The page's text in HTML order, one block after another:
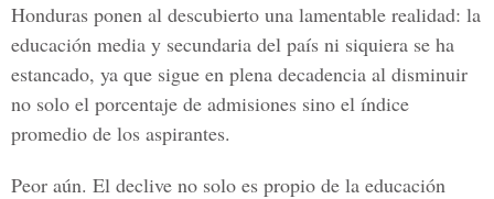
Honduras ponen al descubierto una lamentable realidad: la
educación media y secundaria del país ni siquiera se ha
estancado, ya que sigue en plena decadencia al disminuir
no solo el porcentaje de admisiones sino el índice
promedio de los aspirantes.
Peor aún. El declive no solo es propio de la educación